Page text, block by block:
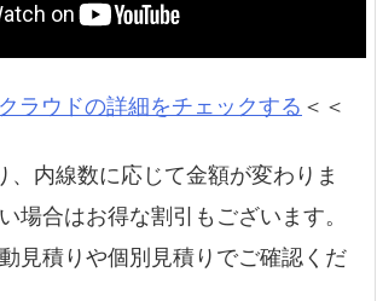
ラウドの詳細をチェックする ＜＜
、内線数に応じて金額が変わりま
場合はお得な割引もございます。
見積りや個別見積りでご確認くだ